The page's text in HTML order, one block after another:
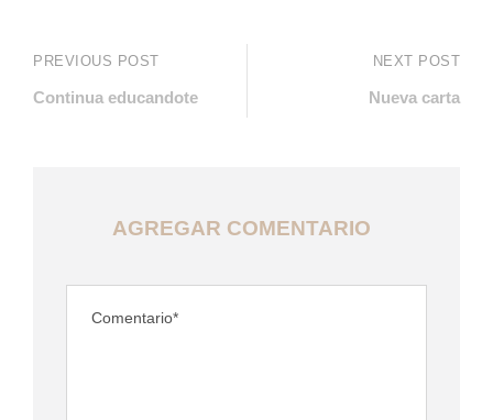
PREVIOUS POST
Continua educandote
NEXT POST
Nueva carta
AGREGAR COMENTARIO